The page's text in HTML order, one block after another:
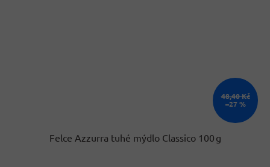
48,40 Kč
–27 %
Felce Azzurra tuhé mýdlo Classico 100 g